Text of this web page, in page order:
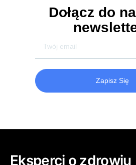
Dołącz do
Zapisz Się
Eksperci o zdrowiu